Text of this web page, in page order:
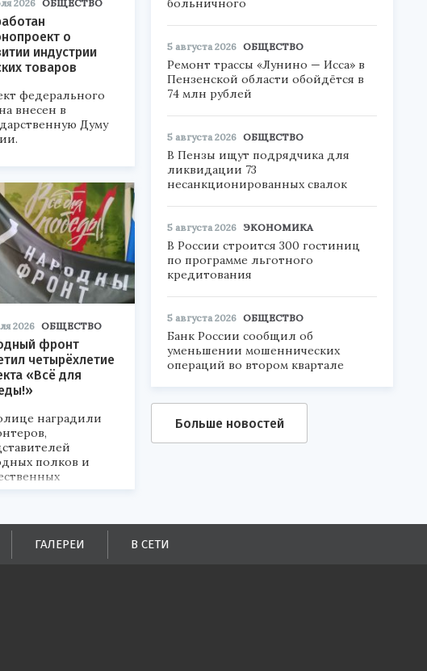
2026 ОБЩЕСТВО
о
индустрии
товаров
федерального
внесен в
Думу
2026 ОБЩЕСТВО
фронт
четырёхлетие
«Всё для
наградили
полков и
больничного
5 августа 2026 ОБЩЕСТВО
Ремонт трассы «Лунино — Исса» в
Пензенской области обойдётся в
74 млн рублей
5 августа 2026 ОБЩЕСТВО
В Пензы ищут подрядчика для
ликвидации 73
несанкционированных свалок
5 августа 2026 ЭКОНОМИКА
В России строится 300 гостиниц
по программе льготного
кредитования
5 августа 2026 ОБЩЕСТВО
Банк России сообщил об
уменьшении мошеннических
операций во втором квартале
Больше новостей
ГАЛЕРЕИ В СЕТИ